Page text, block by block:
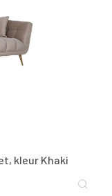
kleur Khaki